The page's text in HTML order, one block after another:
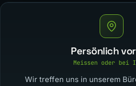
Persönlich
Meissen oder bei
Wir treffen uns in unserem